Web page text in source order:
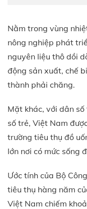
Nằm trong vùng
nông nghiệp phát
nguyên liệu thô dồi
động sản xuất, chế
thành phải chăng.
Mặt khác, với dân
số trẻ, Việt Nam
trường tiêu thụ đồ
lớn nơi có mức sống
Ước tính của Bộ
tiêu thụ hàng năm
Việt Nam chiếm